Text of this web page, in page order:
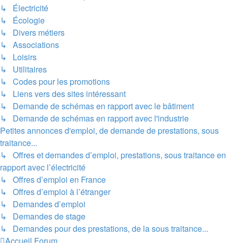
↳ Électricité
↳ Écologie
↳ Divers métiers
↳ Associations
↳ Loisirs
↳ Utilitaires
↳ Codes pour les promotions
↳ Liens vers des sites intéressant
↳ Demande de schémas en rapport avec le bâtiment
↳ Demande de schémas en rapport avec l'industrie
Petites annonces d'emploi, de demande de prestations, sous
traitance...
↳ Offres et demandes d’emploi, prestations, sous traitance en
rapport avec l’électricité
↳ Offres d’emploi en France
↳ Offres d’emploi à l’étranger
↳ Demandes d’emploi
↳ Demandes de stage
↳ Demandes pour des prestations, de la sous traitance...